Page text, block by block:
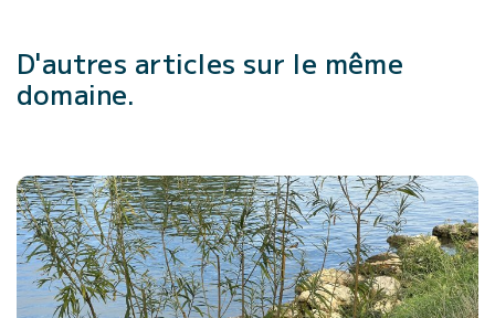
D'autres articles sur le même
domaine.